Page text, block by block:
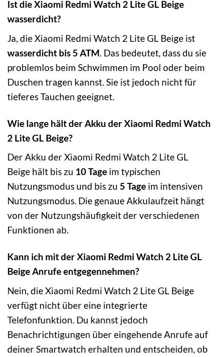
Ist die Xiaomi Redmi Watch 2 Lite GL Beige
wasserdicht?
Ja, die Xiaomi Redmi Watch 2 Lite GL Beige ist
wasserdicht bis 5 ATM. Das bedeutet, dass du sie
problemlos beim Schwimmen im Pool oder beim
Duschen tragen kannst. Sie ist jedoch nicht für
tieferes Tauchen geeignet.
Wie lange hält der Akku der Xiaomi Redmi Watch
2 Lite GL Beige?
Der Akku der Xiaomi Redmi Watch 2 Lite GL
Beige hält bis zu 10 Tage im typischen
Nutzungsmodus und bis zu 5 Tage im intensiven
Nutzungsmodus. Die genaue Akkulaufzeit hängt
von der Nutzungshäufigkeit der verschiedenen
Funktionen ab.
Kann ich mit der Xiaomi Redmi Watch 2 Lite GL
Beige Anrufe entgegennehmen?
Nein, die Xiaomi Redmi Watch 2 Lite GL Beige
verfügt nicht über eine integrierte
Telefonfunktion. Du kannst jedoch
Benachrichtigungen über eingehende Anrufe auf
deiner Smartwatch erhalten und entscheiden, ob